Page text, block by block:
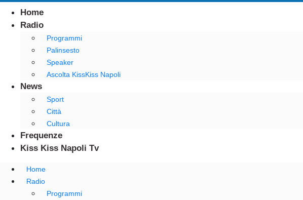
Home
Radio
Programmi
Palinsesto
Speaker
Ascolta KissKiss Napoli
News
Sport
Città
Cultura
Frequenze
Kiss Kiss Napoli Tv
Home
Radio
Programmi